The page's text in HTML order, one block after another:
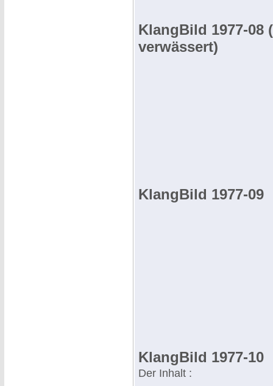
KlangBild 1977-08
verwässert)
KlangBild 1977-09
KlangBild 1977-10
Der Inhalt :